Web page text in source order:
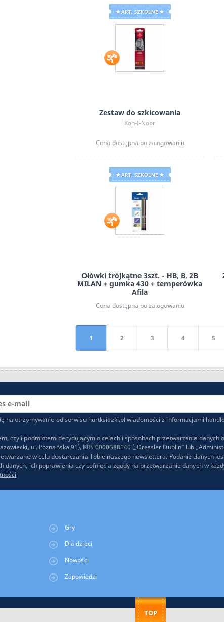
ART. SZKOLNE
Zestaw do szkicowania
Koh-I-Noor
Cena dostępna po zalogowaniu
ART. SZKOLNE
Ołówki trójkątne 3szt. - HB, B, 2B
MILAN + gumka 430 + temperówka
Afila
Cena dostępna po zalogowaniu
1 2 3 4 5
na otrzymywanie od serwisu hurtksiazki.pl wiadomości z informacjami
czyli podmiotem decydującym o celach i sposobach przetwarzania
ul. Poznańska 91), KRS 0000688140 („Dressler Dublin” lub
w celu dostarczania Tobie naszego newslettera. Podanie danych
danych, ich poprawienia czy cofnięcia zgody na przetwarzanie danych w
Gry
Dla dzieci
Nowości
Zapowiedzi
TOP